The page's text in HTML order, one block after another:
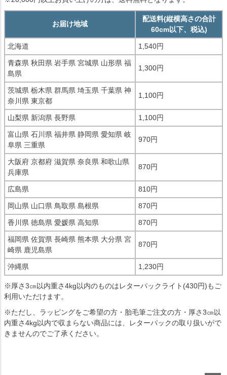
お届け地域
配送料(縦横高さの合計
60cm以下、税込)
北海道 1,540円
青森県 秋田県 岩手県 宮城県 山形県 福
島県
1,300円
茨城県 栃木県 群馬県 埼玉県 千葉県 神
奈川県 東京都
1,100円
山梨県 新潟県 長野県 1,100円
富山県 石川県 福井県 静岡県 愛知県 岐
阜県 三重県
970円
大阪府 京都府 滋賀県 奈良県 和歌山県
兵庫県
870円
広島県 810円
岡山県 山口県 鳥取県 島根県 870円
香川県 徳島県 愛媛県 高知県 870円
福岡県 佐賀県 長崎県 熊本県 大分県 宮
崎県 鹿児島県
870円
沖縄県 1,230円
※厚さ3㎝以内重さ4kg以内のものはレターパックライト(430円)もご
利用いただけます。
※ただし、ラッピングをご希望の方・胎毛筆ご注文の方・厚さ3㎝以
内重さ4kg以内で収まらない商品には、レターパックの取り扱いがで
きませんのでご了承ください。